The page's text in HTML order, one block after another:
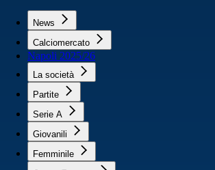
News
Calciomercato
Napoli 2025/26
La società
Partite
Serie A
Giovanili
Femminile